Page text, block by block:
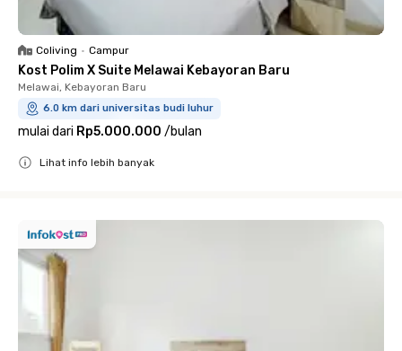
Coliving • Campur
Kost Polim X Suite Melawai Kebayoran Baru
Melawai, Kebayoran Baru
6.0 km dari universitas budi luhur
mulai dari Rp5.000.000 /bulan
Lihat info lebih banyak